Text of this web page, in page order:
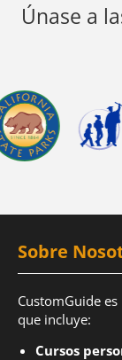
Únase a
Sobre
CustomGuide
que incluye:
Cursos